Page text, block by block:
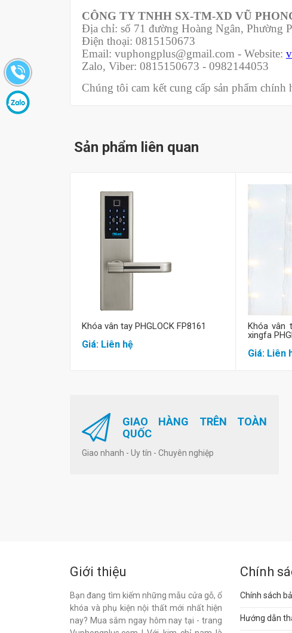
CÔNG TY TNHH SX-TM-XD VŨ
Địa chỉ: số 71 đường Hoàng Ngân, Phường
Điện thoại: 0815150673
Email: vuphongplus@gmail.com - Website:
Zalo, Viber: 0815150673 - 0982144053
Chúng tôi cam kết cung cấp sản phẩm chính
Sản phẩm liên quan
Khóa vân tay PHGLOCK FP8161
Giá: Liên hệ
Khóa vân
xingfa
Giá: Liên
GIAO HÀNG TRÊN TOÀN
QUỐC
Giao nhanh - Uy tín - Chuyên nghiệp
Giới thiệu
Bạn đang tìm kiếm những mẫu cửa gỗ, ổ
khóa và phụ kiện nội thất mới nhất hiện
nay? Mua sắm ngay hôm nay tại - trang
Chính
Chính sách
Hướng dẫn